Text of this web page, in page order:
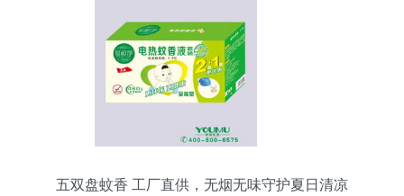
五双盘蚊香 工厂直供，无烟无味守护夏日清凉